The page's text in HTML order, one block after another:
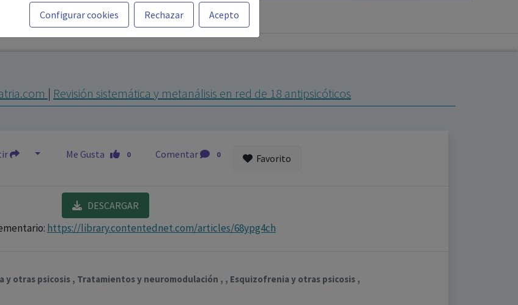
o dispensar medicamentos con ejercicio
La información técnica de los fármacos se facilita
informativo, siendo responsabilidad de
del paciente.
Configurar cookies Rechazar Acepto
| Revisión sistemática y metanálisis en red de 18 antipsicóticos
Me Gusta 0 Comentar 0 Favorito
DESCARGAR
https://library.contentednet.com/articles/68ypg4ch
otras psicosis , Tratamientos y neuromodulación , , Esquizofrenia y otras psicosis ,